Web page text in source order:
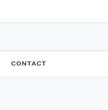
Ini adalah tema anak dari